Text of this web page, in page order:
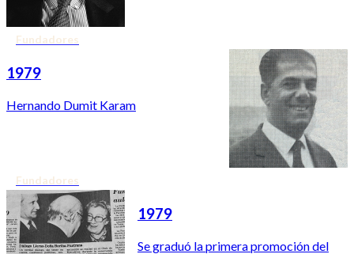
Fundadores
1979
Hernando Dumit Karam
Fundadores
1979
Se graduó la primera promoción del